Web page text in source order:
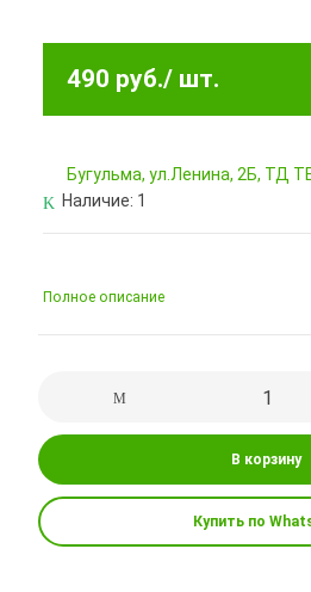
490 руб./ шт.
Бугульма, ул.Ленина, 2Б, ТД
Наличие: 1
Полное описание
В корзину
Купить по